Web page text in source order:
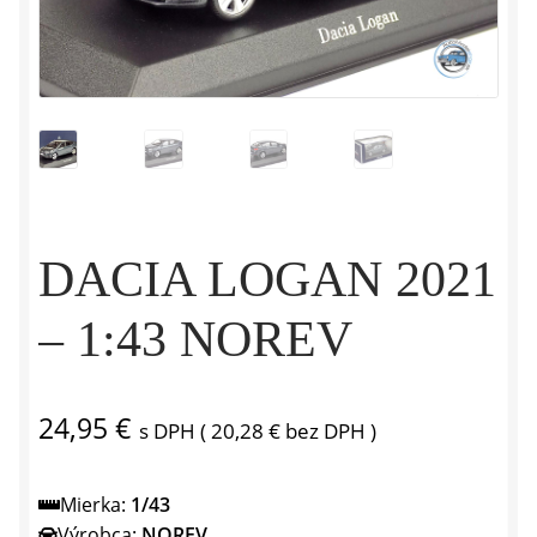
DACIA LOGAN 2021
– 1:43 NOREV
24,95 € s DPH (20,28 € bez DPH )
Mierka: 1/43